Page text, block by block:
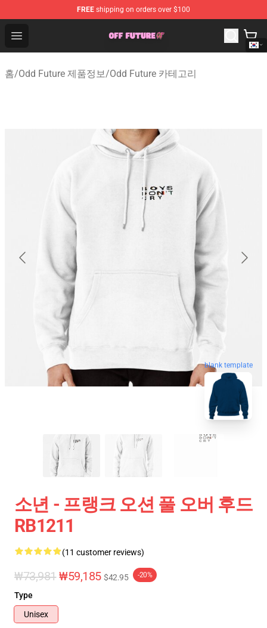
FREE shipping on orders over $100
Open menu
Odd Future Store - Official Odd Future Merchandise Shop
홈/Odd Future 제품정보/Odd Future 카테고리
blank template
소년 - 프랭크 오션 풀 오버 후드
RB1211
(11 customer reviews)
₩73,981 ₩59,185 $42.95 -20%
Type
Unisex